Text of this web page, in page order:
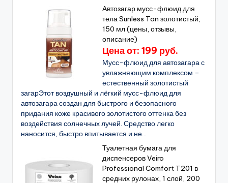
Автозагар мусс-флюид для
тела Sunless Tan золотистый,
150 мл (цены, отзывы,
описание)
Цена от: 199 руб.
Мусс-флюид для автозагара с
увлажняющим комплексом –
естественный золотистый
загарЭтот воздушный и лёгкий мусс-флюид для
автозагара создан для быстрого и безопасного
придания коже красивого золотистого оттенка без
воздействия солнечных лучей. Средство легко
наносится, быстро впитывается и не...
Туалетная бумага для
диспенсеров Veiro
Professional Comfort T201 в
средних рулонах, 1 слой, 200